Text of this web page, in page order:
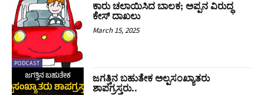
PODCAST
ಕಾರು ಚಲಾಯಿಸಿದ ಬಾಲಕ; ಅಪ್ಪನ ವಿರುದ್ಧ
ಕೇಸ್‌ ದಾಖಲು
March 15, 2025
ಜಗತ್ತಿನ ಬಹುತೇಕ ಅಲ್ಪಸಂಖ್ಯಾತರು
ಶಾಪಗ್ರಸ್ತರು..